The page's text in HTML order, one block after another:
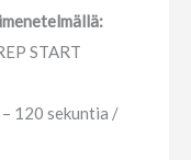
START
120 sekuntia /